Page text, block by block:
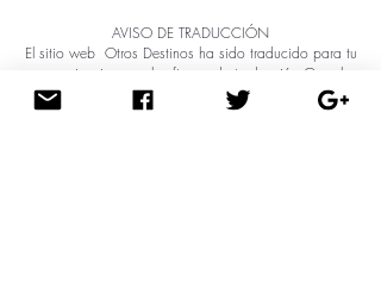
AVISO DE TRADUCCIÓN
El sitio web Otros Destinos ha sido traducido para tu
conveniencia con el software de traducción Google
El texto oficial es la versión en Español de la página web.